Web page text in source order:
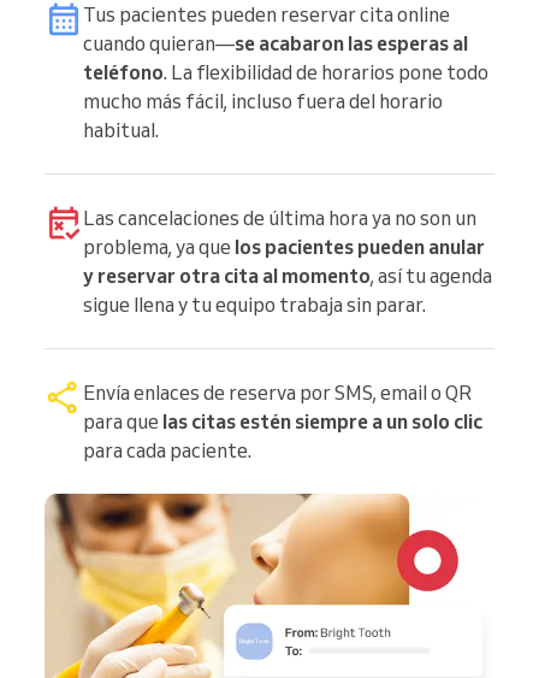
Tus pacientes pueden reservar cita online
cuando quieran—se acabaron las esperas al
teléfono. La flexibilidad de horarios pone todo
mucho más fácil, incluso fuera del horario
habitual.
Las cancelaciones de última hora ya no son un
problema, ya que los pacientes pueden anular
y reservar otra cita al momento, así tu agenda
sigue llena y tu equipo trabaja sin parar.
Envía enlaces de reserva por SMS, email o QR
para que las citas estén siempre a un solo clic
para cada paciente.